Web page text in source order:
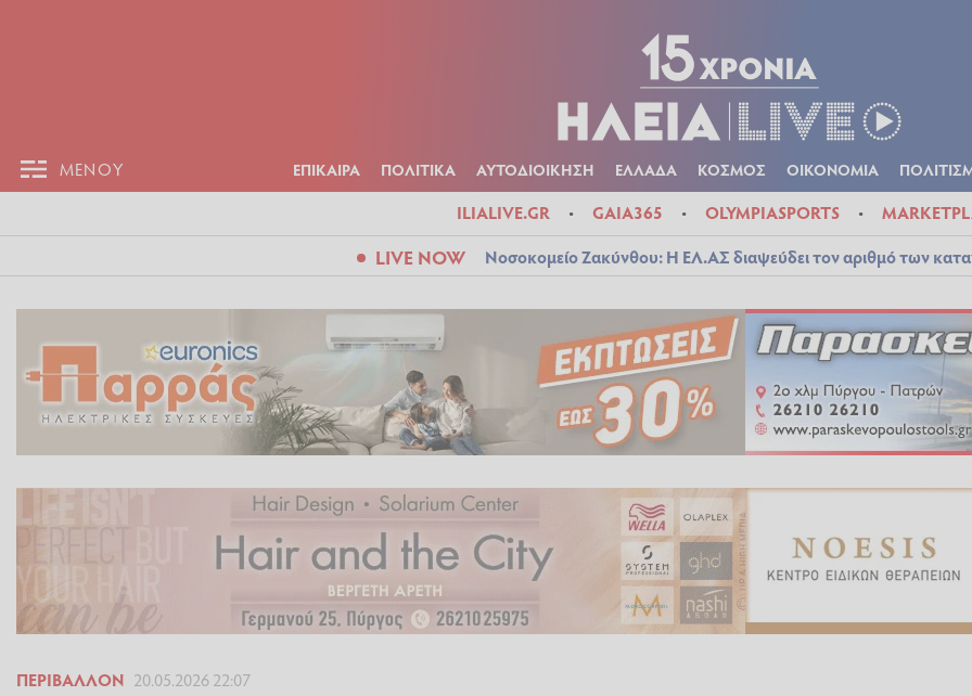
ΜΕΝΟΥ ΕΠΙΚΑΙΡΑ ΠΟΛΙΤΙΚΑ ΑΥΤΟΔΙΟΙΚΗΣΗ ΕΛΛΑΔΑ ΚΟΣΜΟΣ ΟΙΚΟΝΟΜΙΑ
ILIALIVE.GR GAIA365 OLYMPIASPORTS
LIVE NOW Νοσοκομείο Ζακύνθου: Η ΕΛ.ΑΣ διαψεύδει τον αριθμό των
ΠΕΡΙΒΆΛΛΟΝ 20.05.2026 22:07